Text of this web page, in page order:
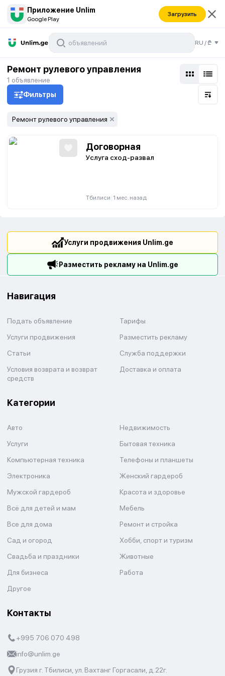
Приложение Unlim
Google Play
Загрузить
RU /₾
Ремонт рулевого управления
1 объявление
Фильтры
Ремонт рулевого управления
Договорная
Услуга сход-развал
Тбилиси 1 мес. назад
Услуги продвижения Unlim.ge
Разместить рекламу на Unlim.ge
Навигация
Подать объявление
Тарифы
Услуги продвижения
Разместить рекламу
Статьи
Служба поддержки
Условия возврата и возврат
средств
Доставка и оплата
Категории
Авто
Недвижимость
Услуги
Бытовая техника
Компьютерная техника
Телефоны и планшеты
Электроника
Женский гардероб
Мужской гардероб
Красота и здоровье
Всё для детей и мам
Мебель
Все для дома
Ремонт и стройка
Сад и огород
Хобби, спорт и туризм
Свадьба и праздники
Животные
Для бизнеса
Работа
Другое
Контакты
+995 706 070 498
info@unlim.ge
Грузия г. Тбилиси, ул. Вахтанг Горгасали, д.22г.